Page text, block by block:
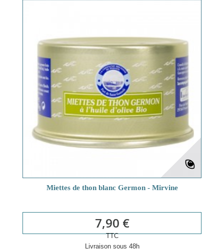
Miettes de thon blanc Germon - Mirvine
7,90 €
TTC
Livraison sous 48h